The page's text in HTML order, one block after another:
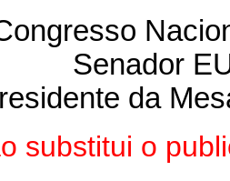
Senador
da
substitui o